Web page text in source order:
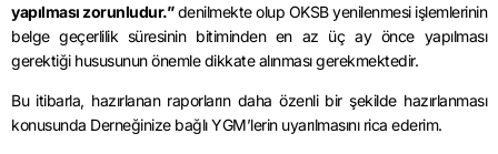
yapılması zorunludur.”denilmekte olup OKSB yenilenmesi işlemlerinin
belge geçerlilik süresinin bitiminden en az üç ay önce yapılması
gerektiği hususunun önemle dikkate alınması gerekmektedir.
Bu itibarla, hazırlanan raporların daha özenli bir şekilde hazırlanması
konusunda Derneğinize bağlı YGM’lerin uyarılmasını rica ederim.